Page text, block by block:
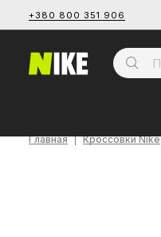
+380 800 351 906
Главная Кроссовки Nike